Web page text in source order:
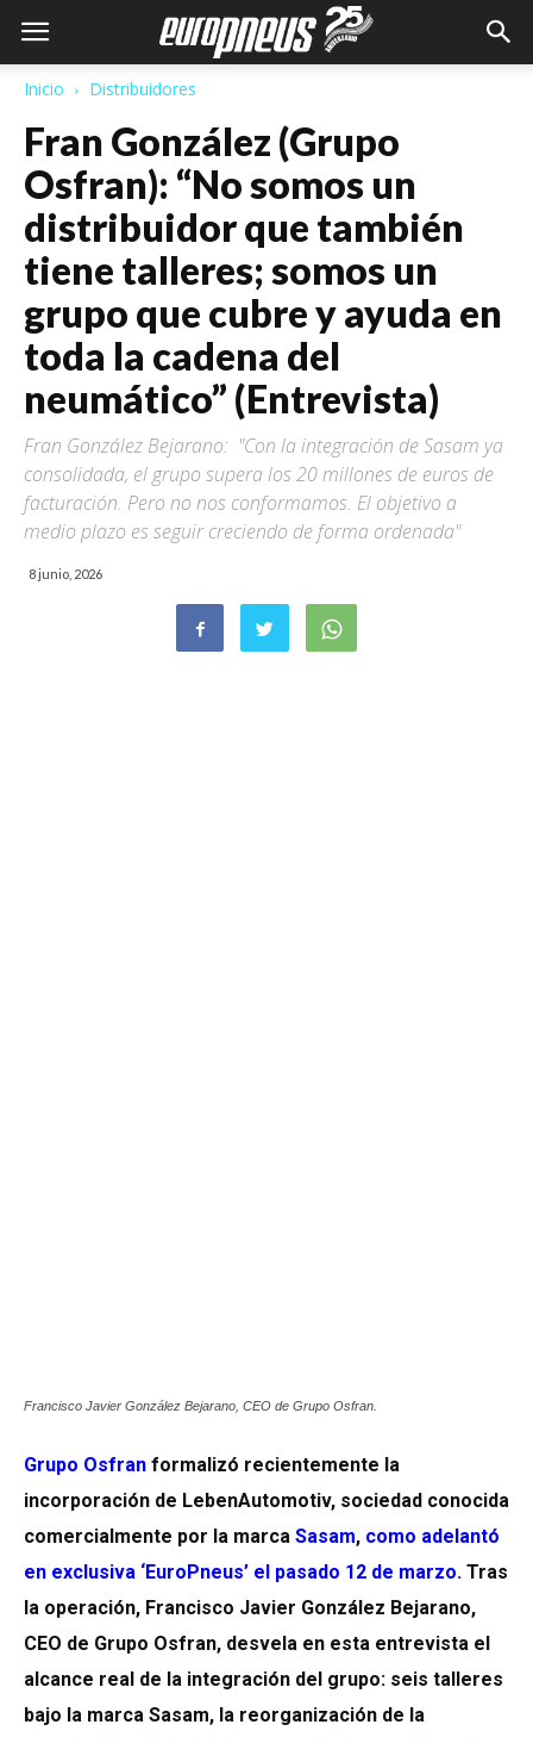
Inicio Distribuidores
Fran González (Grupo
Osfran): “No somos un
distribuidor que también
tiene talleres; somos un
grupo que cubre y ayuda en
toda la cadena del
neumático” (Entrevista)
Fran González Bejarano: "Con la integración de Sasam ya
consolidada, el grupo supera los 20 millones de euros de
facturación. Pero no nos conformamos. El objetivo a
medio plazo es seguir creciendo de forma ordenada"
8 junio, 2026
Francisco Javier González Bejarano, CEO de Grupo Osfran.
Grupo Osfran formalizó recientemente la
incorporación de LebenAutomotiv, sociedad conocida
comercialmente por la marca Sasam, como adelantó
en exclusiva ‘EuroPneus’ el pasado 12 de marzo. Tras
la operación, Francisco Javier González Bejarano,
CEO de Grupo Osfran, desvela en esta entrevista el
alcance real de la integración del grupo: seis talleres
bajo la marca Sasam, la reorganización de la